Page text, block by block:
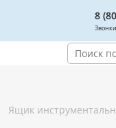
8
Ящик